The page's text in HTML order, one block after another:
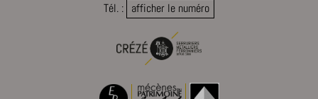
Tél. : afficher le numéro
notified-Affichage_Charte